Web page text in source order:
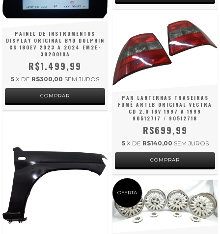
PAINEL DE INSTRUMENTOS
DISPLAY ORIGINAL BYD DOLPHIN
GS 180EV 2023 A 2024 EM2E-
3820010A
R$1.499,99
5 X DE R$300,00 SEM JUROS
PAR LANTERNAS TRASEIRAS
FUMÊ ARTEB ORIGINAL VECTRA
CD 2.0 16V 1997 A 1999
90512717 / 90512718
R$699,99
5 X DE R$140,00 SEM JUROS
OFERTA